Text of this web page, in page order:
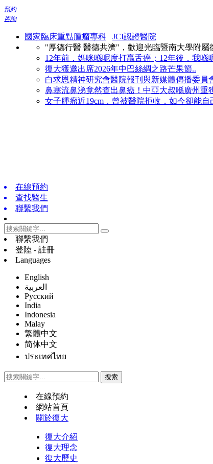
預約
咨詢
國家臨床重點腫瘤專科
JCI認證醫院
"厚德行醫 醫德共濟"，歡迎光臨暨南大學附屬
12年前，媽咪喺呢度打贏舌癌；12年後，我喺
復大獲邀出席2026年中巴絲綢之路芒果節..
白求恩精神研究會醫院報刊與新媒體傳播委員
鼻塞流鼻涕竟然查出鼻癌！中亞大叔喺廣州重
女子腫瘤近19cm，曾被醫院拒收，如今卻能自
在線預約
查找醫生
聯繫我們
聯繫我們
登陸 - 註冊
Languages
English
العربية
Русский
India
Indonesia
Malay
繁體中文
简体中文
ประเทศไทย
在線預約
網站首頁
關於復大
復大介紹
復大理念
復大歷史